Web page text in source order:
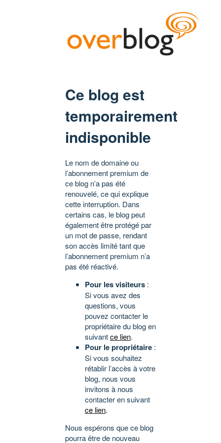
Ce blog est
temporairement
indisponible
Le nom de domaine ou
l’abonnement premium de
ce blog n’a pas été
renouvelé, ce qui explique
cette interruption. Dans
certains cas, le blog peut
également être protégé par
un mot de passe, rendant
son accès limité tant que
l’abonnement premium n’a
pas été réactivé.
Pour les visiteurs :
Si vous avez des
questions, vous
pouvez contacter le
propriétaire du blog en
suivantce lien.
Pour le propriétaire :
Si vous souhaitez
rétablir l’accès à votre
blog, nous vous
invitons à nous
contacter en suivant
ce lien.
Nous espérons que ce blog
pourra être de nouveau